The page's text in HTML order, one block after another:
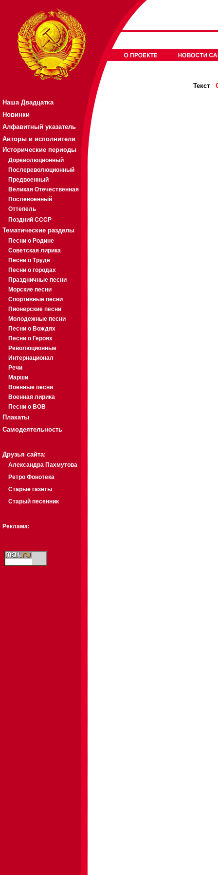
Наша Двадцатка
Новинки
Алфавитный указатель
Авторы и исполнители
Исторические периоды
Дореволюционный
Послереволюционный
Предвоенный
Великая Отечественная
Послевоенный
Оттепель
Поздний СССР
Тематические разделы
Песни о Родине
Советская лирика
Песни о Труде
Песни о городах
Праздничные песни
Морские песни
Спортивные песни
Пионерские песни
Молодежные песни
Песни о Вождях
Песни о Героях
Революционные
Интернационал
Речи
Марши
Военные песни
Военная лирика
Песни о ВОВ
Плакаты
Самодеятельность
Друзья сайта:
Александра Пахмутова
Ретро Фонотека
Старые газеты
Старый песенник
Реклама:
Текст